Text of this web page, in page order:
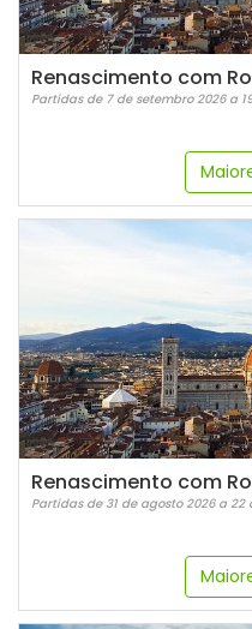
Renascimento com
Partidas de 7 de setembro 2026 a
Renascimento com
Partidas de 31 de agosto 2026 a 22